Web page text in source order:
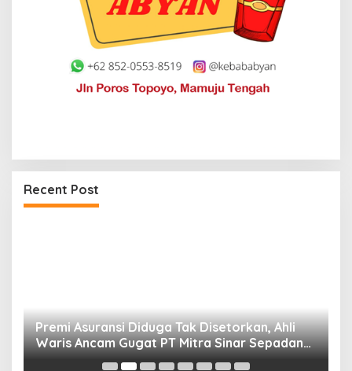
Recent Post
Premi Asuransi Diduga Tak Disetorkan, Ahli
Waris Ancam Gugat PT Mitra Sinar Sepadan
Finance ke PN Mamuju